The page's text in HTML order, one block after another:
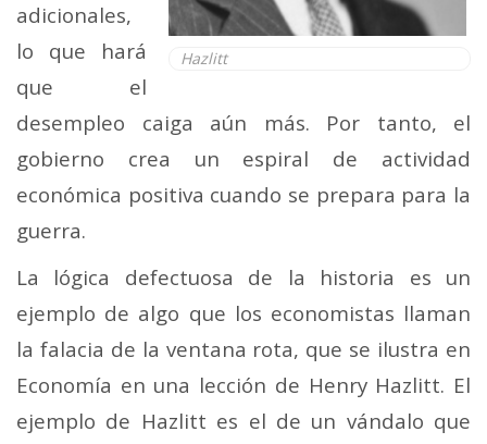
Hazlitt
adicionales,
lo que hará
que el
desempleo caiga aún más. Por tanto, el
gobierno crea un espiral de actividad
económica positiva cuando se prepara para la
guerra.
La lógica defectuosa de la historia es un
ejemplo de algo que los economistas llaman
la falacia de la ventana rota, que se ilustra en
Economía en una lección de Henry Hazlitt. El
ejemplo de Hazlitt es el de un vándalo que